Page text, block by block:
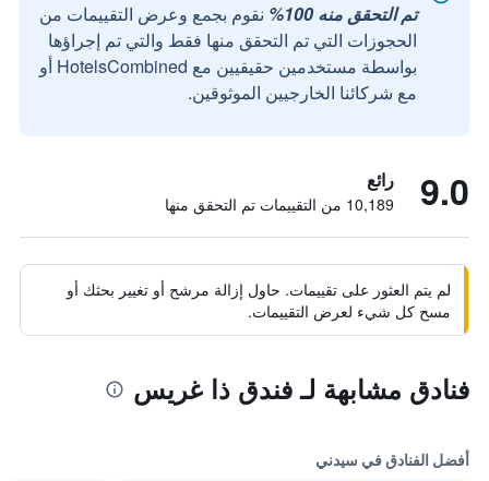
تم التحقق منه 100%
نقوم بجمع وعرض التقييمات من
الحجوزات التي تم التحقق منها فقط والتي تم إجراؤها
بواسطة مستخدمين حقيقيين مع HotelsCombined أو
مع شركائنا الخارجيين الموثوقين.
9.0 رائع
10,189 من التقييمات تم التحقق منها
لم يتم العثور على تقييمات. حاول إزالة مرشح أو تغيير بحثك أو
مسح كل شيء لعرض التقييمات.
فنادق مشابهة لـ فندق ذا غريس
أفضل الفنادق في سيدني